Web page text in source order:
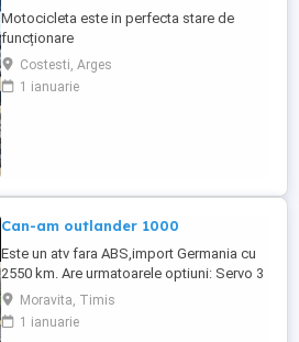
Motocicleta este in perfecta stare de
funcționare
Costesti, Arges
1 ianuarie
Can-am outlander 1000
Este un atv fara ABS,import Germania cu
2550 km. Are urmatoarele optiuni: Servo 3
nivele Suspensie FOX cu rebound Bullbar
fata Bullbar spate Handguardurile Can am
Jante beadlock
Moravita, Timis
1 ianuarie